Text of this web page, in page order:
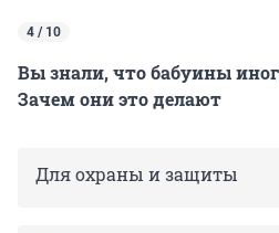
4 / 10
Вы знали, что бабуины
Зачем они это делают
Для охраны и защиты